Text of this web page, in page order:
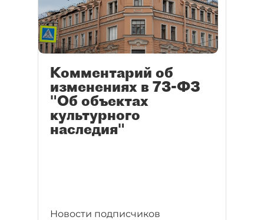
Комментарий об
изменениях в 73-ФЗ
"Об объектах
культурного
наследия"
Новости подписчиков